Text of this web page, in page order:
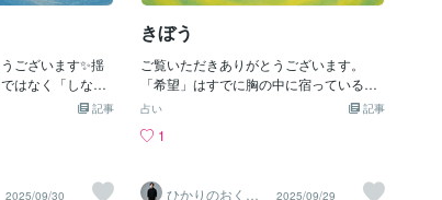
ございます✨揺
はなく「しなや
をことばに託し
れているようで
があるから身を
記事
2025/09/30
きぼう
ご覧いただきありがとうございます。
「希望」はすでに胸の中に宿っている光
✨いま私の内にある小さな希望一歩、ま
を照らしていく最後までお読みいただき
あなたと共にあります。》
記事
占い
1
ひかりのおくり 2025/09/29